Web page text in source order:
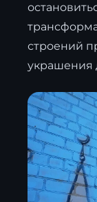
строений
украшения